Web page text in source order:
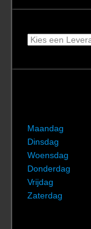
Maandag
Dinsdag
Woensdag
Donderdag
Vrijdag
Zaterdag